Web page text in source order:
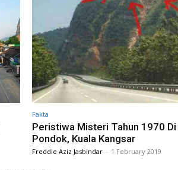
Fakta
Peristiwa Misteri Tahun 1970 Di
Pondok, Kuala Kangsar
Freddie Aziz Jasbindar - 1 February 2019